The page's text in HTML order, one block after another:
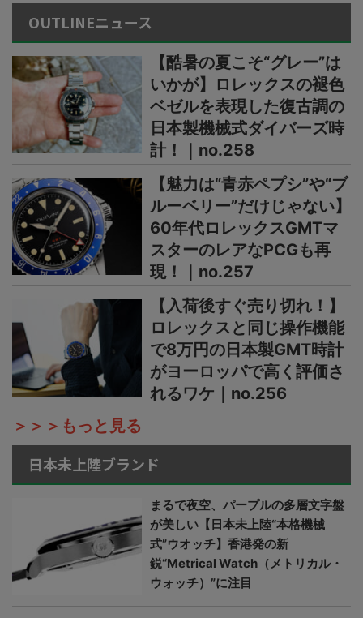
OUTLINEニュース
【酷暑の夏こそ“グレー”は
いかが】ロレックスの褪色
ベゼルを表現した復古調の
日本製機械式ダイバーズ時
計！｜no.258
【魅力は“青赤ペプシ”や“ブ
ルーベリー”だけじゃない】
60年代ロレックスGMTマ
スターのレアなPCGも再
現！｜no.257
【入荷後すぐ売り切れ！】
ロレックスと同じ操作機能
で8万円の日本製GMT時計
がヨーロッパで高く評価さ
れるワケ｜no.256
＞＞＞もっと見る
日本未上陸ブランド
まるで夜空、パープルの多層文字盤
が美しい【日本未上陸“本格機械
式”ウオッチ】香港発の新
鋭“Metrical Watch（メトリカル・
ウォッチ）”に注目